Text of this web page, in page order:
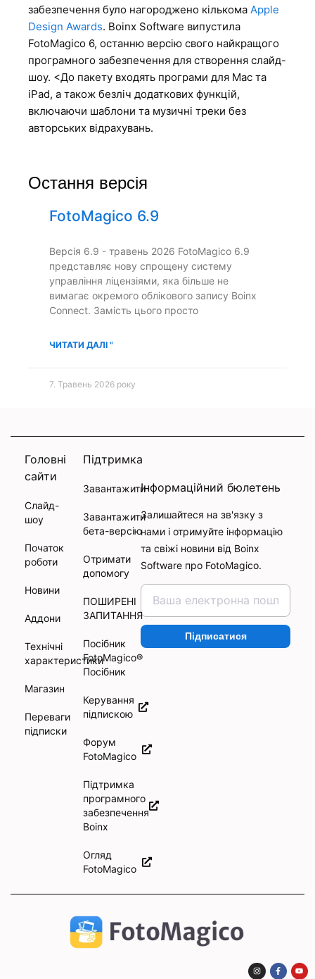
забезпечення було нагороджено кількома Apple
Design Awards. Boinx Software випустила
FotoMagico 6, останню версію свого найкращого
програмного забезпечення для створення слайд-
шоу. <До пакету входять програми для Mac та
iPad, а також безліч додаткових функцій,
включаючи шаблони та музичні треки без
авторських відрахувань.
Остання версія
FotoMagico 6.9
Версія 6.9 - травень 2026 FotoMagico 6.9
представляє нову спрощену систему
управління ліцензіями, яка більше не
вимагає окремого облікового запису Boinx
Connect. Замість цього просто
ЧИТАТИ ДАЛІ "
7. Травень 2026 року
Головні
сайти
Слайд-
шоу
Початок
роботи
Новини
Аддони
Технічні
характеристики
Магазин
Переваги
підписки
Підтримка
Завантажити
Завантажити
бета-версію
Отримати
допомогу
ПОШИРЕНІ
ЗАПИТАННЯ
Посібник
FotoMagico®
Посібник
Керування
підпискою
Форум
FotoMagico
Підтримка
програмного
забезпечення
Boinx
Огляд
FotoMagico
Інформаційний бюлетень
Залишайтеся на зв'язку з
нами і отримуйте інформацію
та свіжі новини від Boinx
Software про FotoMagico.
Підписатися